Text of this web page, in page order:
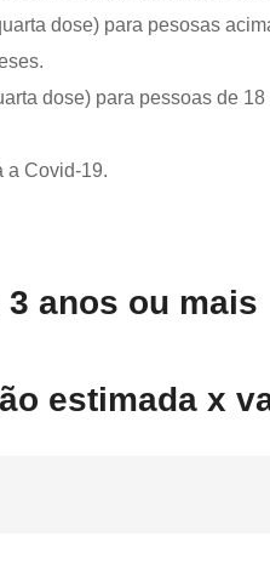
dose) para pesosas
dose) para pessoas de
a Covid-19.
3 anos ou mais
estimada x